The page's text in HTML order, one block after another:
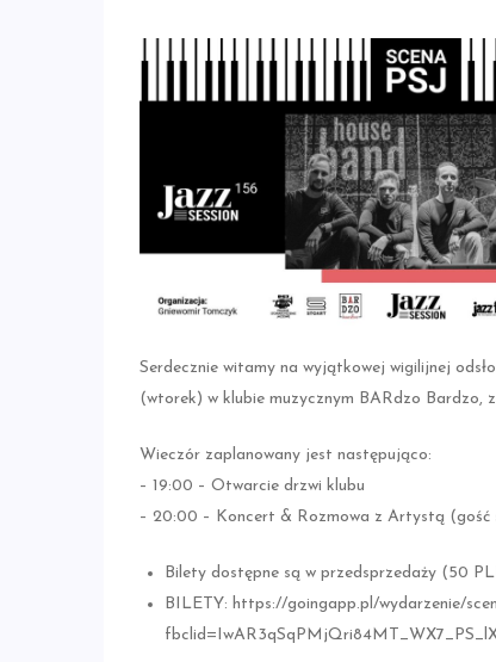
Serdecznie witamy na wyjątkowej wigilijnej
(wtorek) w klubie muzycznym BARdzo Bardzo,
Wieczór zaplanowany jest następująco:
– 19:00 – Otwarcie drzwi klubu
– 20:00 – Koncert & Rozmowa z Artystą (gość
Bilety dostępne są w przedsprzedaży (50
BILETY: https://goingapp.pl/wydarzenie/